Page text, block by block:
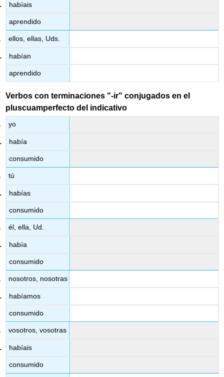
habíais
aprendido
ellos, ellas, Uds.
habían
aprendido
Verbos con terminaciones "-ir" conjugados en el
pluscuamperfecto del indicativo
yo
había
consumido
tú
habías
consumido
él, ella, Ud.
había
consumido
nosotros, nosotras
habíamos
consumido
vosotros, vosotras
habíais
consumido